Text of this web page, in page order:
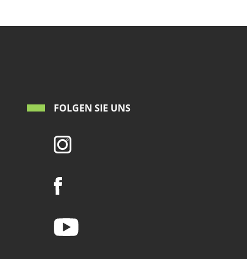
FOLGEN SIE UNS